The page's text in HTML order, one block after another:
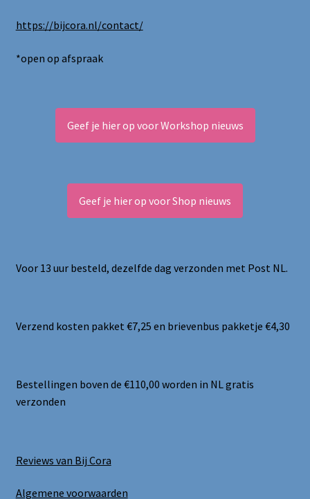
https://bijcora.nl/contact/
*open op afspraak
Geef je hier op voor Workshop nieuws
Geef je hier op voor Shop nieuws
Voor 13 uur besteld, dezelfde dag verzonden met Post NL.
Verzend kosten pakket €7,25 en brievenbus pakketje €4,30
Bestellingen boven de €110,00 worden in NL gratis
verzonden
Reviews van Bij Cora
Algemene voorwaarden